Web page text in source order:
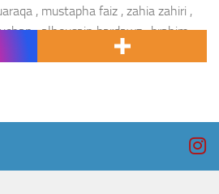
, mustapha faiz , zahia zahiri ,
, alhousain bardawz , brahim